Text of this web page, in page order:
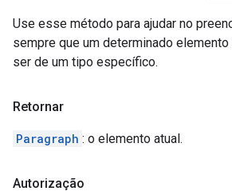
Use esse método para ajudar no
sempre que um determinado
ser de um tipo específico.
Retornar
Paragraph : o elemento atual.
Autorização